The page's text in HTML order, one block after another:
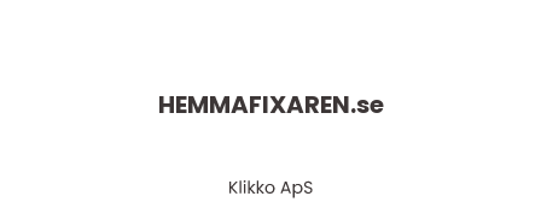
HEMMAFIXAREN.se